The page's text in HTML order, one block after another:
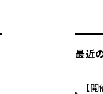
最近
【